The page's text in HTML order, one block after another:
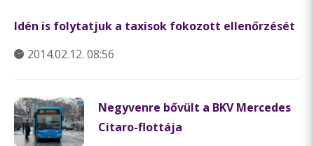
Idén is folytatjuk a taxisok fokozott ellenőrzését
2014.02.12. 08:56
Negyvenre bővült a BKV Mercedes
Citaro-flottája